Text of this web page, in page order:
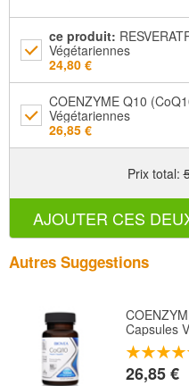
ce produit:
Végétariennes
24,80 €
COENZYME Q10
Végétariennes
26,85 €
Prix total:
AJOUTER CES
Autres Suggestions
Capsules
26,85 €